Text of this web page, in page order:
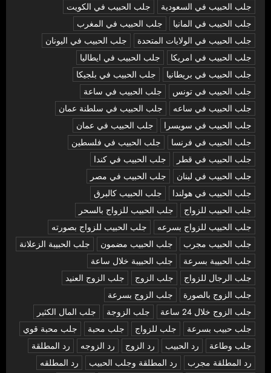
جلب الحبيب في السعودية
جلب الحبيب في الكويت
جلب الحبيب في المانيا
جلب الحبيب في المغرب
جلب الحبيب في الولايات المتحدة
جلب الحبيب في اليونان
جلب الحبيب في امريكا
جلب الحبيب في ايطاليا
جلب الحبيب في بريطانيا
جلب الحبيب في بلجيكا
جلب الحبيب في تونس
جلب الحبيب في ساعة
جلب الحبيب في ساعه
جلب الحبيب في سلطنة عمان
جلب الحبيب في سويسرا
جلب الحبيب في عمان
جلب الحبيب في فرنسا
جلب الحبيب في فلسطين
جلب الحبيب في قطر
جلب الحبيب في كندا
جلب الحبيب في لبنان
جلب الحبيب في مصر
جلب الحبيب في هولندا
جلب الحبيب كالبرق
جلب الحبيب للزواج
جلب الحبيب للزواج بالسحر
جلب الحبيب للزواج بسرعه
جلب الحبيب للزواج بصورته
جلب الحبيب مجرب
جلب الحبيب مضمون
جلب الحبيبة الزعلانة
جلب الحبيبة بسرعة
جلب الحبيبة خلال ساعة
جلب الرجال للزواج
جلب الزوج
جلب الزوج العنيد
جلب الزوج بالصورة
جلب الزوج بسرعة
جلب الزوج خلال 24 ساعة
جلب الزوجة
جلب المال الكثير
جلب حبيب بسرعة
جلب للزواج جلب محبة
جلب محبة قوي
جلب وطاعة
رد الحبيب رد الزوج رد الزوجه
رد المطلقة
رد المطلقة مجرب
رد المطلقة وجلب الحبيب
رد المطلقه